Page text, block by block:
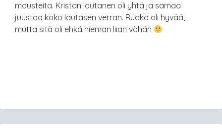
mausteita. Kristan lautanen oli yhtä ja samaa
juustoa koko lautasen verran. Ruoka oli hyvää,
mutta sitä oli ehkä hieman liian vähän